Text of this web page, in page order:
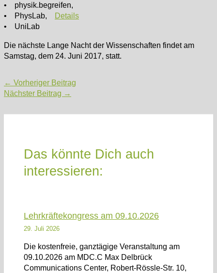
• physik.begreifen,
• PhysLab,
Details
• UniLab
Die nächste Lange Nacht der Wissenschaften findet am
Samstag, dem 24. Juni 2017, statt.
Post
navigation
← Vorheriger Beitrag
Nächster Beitrag →
Das könnte Dich auch
interessieren:
Lehrkräftekongress am 09.10.2026
29. Juli 2026
Die kostenfreie, ganztägige Veranstaltung am
09.10.2026 am MDC.C Max Delbrück
Communications Center, Robert-Rössle-Str. 10,